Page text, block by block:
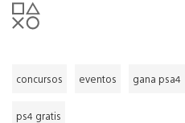
concursos eventos gana psa4
ps4 gratis